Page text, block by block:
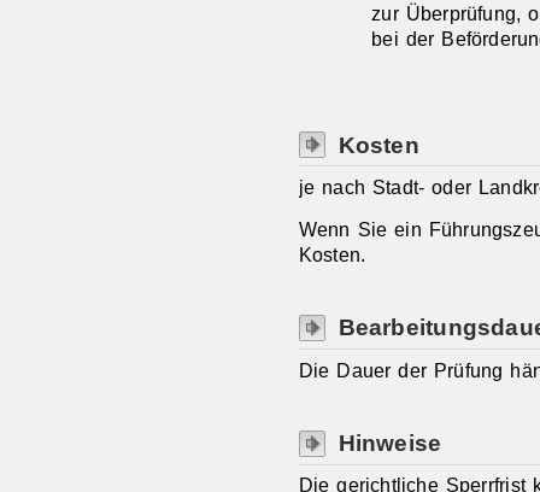
zur Überprüfung,
bei der
Kosten
je nach Stadt- oder
Wenn Sie ein
Kosten.
Die Dauer der Prüfung
Hinweise
Die gerichtliche Sperrfrist